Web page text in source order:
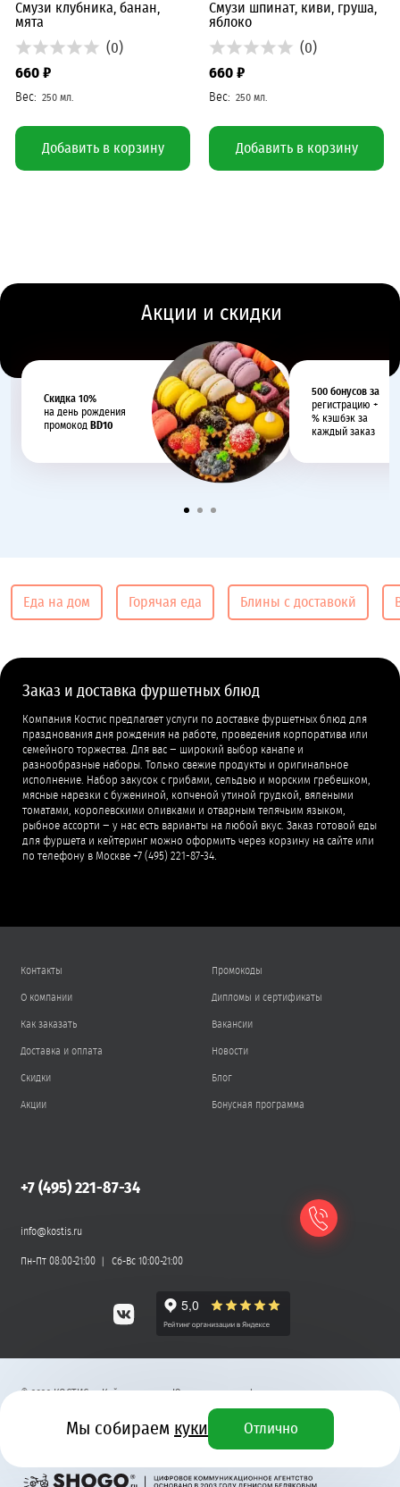
Смузи клубника, банан,
мята
(0)
660 ₽
Добавить в корзину
Смузи шпинат, киви, груша,
яблоко
(0)
660 ₽
Добавить в корзину
Акции и скидки
Cкидка 10%
на день рождения
промокод BD10
500 бонусов за
регистрацию +
% кэшбэк за
каждый заказ
Еда на дом Горячая еда Блины с доставокй
Заказ и доставка фуршетных блюд
Компания Костис предлагает услуги по доставке фуршетных блюд для
празднования дня рождения на работе, проведения корпоратива или
семейного торжества. Для вас − широкий выбор канапе и
разнообразные наборы. Только свежие продукты и оригинальное
исполнение. Набор закусок с грибами, сельдью и морским гребешком,
мясные нарезки с бужениной, копченой утиной грудкой, вялеными
томатами, королевскими оливками и отварным телячьим языком,
рыбное ассорти − у нас есть варианты на любой вкус. Заказ готовой еды
для фуршета и кейтеринг можно оформить через корзину на сайте или
по телефону в Москве +7 (495) 221-87-34.
Контакты
О компании
Как заказать
Доставка и оплата
Скидки
Акции
Промокоды
Дипломы и сертификаты
Вакансии
Новости
Блог
Бонусная программа
+7 (495) 221-87-34
info@kostis.ru
Пн-Пт 08:00-21:00 Сб-Вс 10:00-21:00
©2026 КОСТИС — Кейтеринг. Юридическая информация
Мы собираем куки Отлично